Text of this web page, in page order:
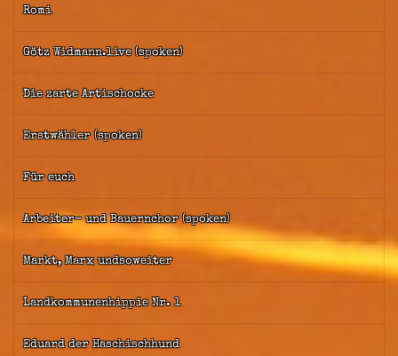
Romi
Götz Widmann.live (spoken)
Die zarte Artischocke
Erstwähler (spoken)
Für euch
Arbeiter- und Bauernchor (spoken)
Markt, Marx undsoweiter
Landkommunenhippie Nr. 1
Eduard der Haschischhund